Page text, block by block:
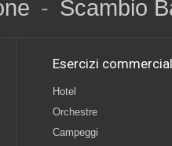
- Scambio
Esercizi
Hotel
Orchestre
Campeggi